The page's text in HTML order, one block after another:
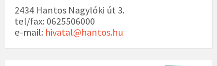
2434 Hantos Nagylóki út 3.
tel/fax: 0625506000
e-mail: hivatal@hantos.hu